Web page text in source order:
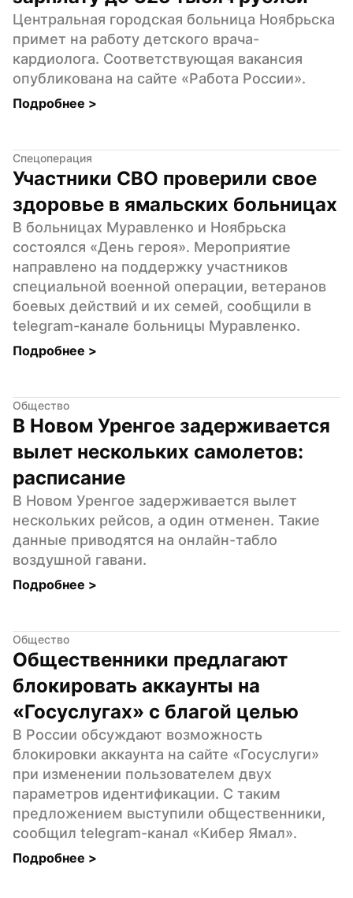
Центральная городская больница Ноябрьска
примет на работу детского врача-
кардиолога. Соответствующая вакансия
опубликована на сайте «Работа России».
Подробнее >
Спецоперация
Участники СВО проверили свое
здоровье в ямальских больницах
В больницах Муравленко и Ноябрьска
состоялся «День героя». Мероприятие
направлено на поддержку участников
специальной военной операции, ветеранов
боевых действий и их семей, сообщили в
telegram-канале больницы Муравленко.
Подробнее >
Общество
В Новом Уренгое задерживается
вылет нескольких самолетов:
расписание
В Новом Уренгое задерживается вылет
нескольких рейсов, а один отменен. Такие
данные приводятся на онлайн-табло
воздушной гавани.
Подробнее >
Общество
Общественники предлагают
блокировать аккаунты на
«Госуслугах» с благой целью
В России обсуждают возможность
блокировки аккаунта на сайте «Госуслуги»
при изменении пользователем двух
параметров идентификации. С таким
предложением выступили общественники,
сообщил telegram-канал «Кибер Ямал».
Подробнее >